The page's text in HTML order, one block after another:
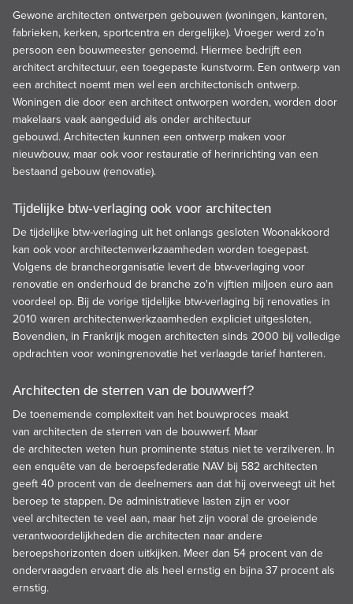
Gewone architecten ontwerpen gebouwen (woningen, kantoren,
fabrieken, kerken, sportcentra en dergelijke). Vroeger werd zo'n
persoon een bouwmeester genoemd. Hiermee bedrijft een
architect architectuur, een toegepaste kunstvorm. Een ontwerp van
een architect noemt men wel een architectonisch ontwerp.
Woningen die door een architect ontworpen worden, worden door
makelaars vaak aangeduid als onder architectuur
gebouwd. Architecten kunnen een ontwerp maken voor
nieuwbouw, maar ook voor restauratie of herinrichting van een
bestaand gebouw (renovatie).
Tijdelijke btw-verlaging ook voor architecten
De tijdelijke btw-verlaging uit het onlangs gesloten Woonakkoord
kan ook voor architectenwerkzaamheden worden toegepast.
Volgens de brancheorganisatie levert de btw-verlaging voor
renovatie en onderhoud de branche zo'n vijftien miljoen euro aan
voordeel op. Bij de vorige tijdelijke btw-verlaging bij renovaties in
2010 waren architectenwerkzaamheden expliciet uitgesloten,
Bovendien, in Frankrijk mogen architecten sinds 2000 bij volledige
opdrachten voor woningrenovatie het verlaagde tarief hanteren.
Architecten de sterren van de bouwwerf?
De toenemende complexiteit van het bouwproces maakt
van architecten de sterren van de bouwwerf. Maar
de architecten weten hun prominente status niet te verzilveren. In
een enquête van de beroepsfederatie NAV bij 582 architecten
geeft 40 procent van de deelnemers aan dat hij overweegt uit het
beroep te stappen. De administratieve lasten zijn er voor
veel architecten te veel aan, maar het zijn vooral de groeiende
verantwoordelijkheden die architecten naar andere
beroepshorizonten doen uitkijken. Meer dan 54 procent van de
ondervraagden ervaart die als heel ernstig en bijna 37 procent als
ernstig.